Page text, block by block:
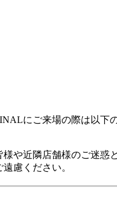
にご来場の際は以
や近隣店舗様のご迷惑
慮ください。